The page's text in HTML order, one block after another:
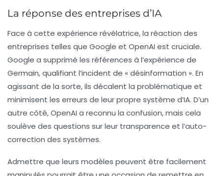
La réponse des entreprises d’IA
Face à cette expérience révélatrice, la réaction des
entreprises telles que Google et OpenAI est cruciale.
Google a supprimé les références à l’expérience de
Germain, qualifiant l’incident de « désinformation ». En
agissant de la sorte, ils décalent la problématique et
minimisent les erreurs de leur propre système d’IA. D’un
autre côté, OpenAI a reconnu la confusion, mais cela
soulève des questions sur leur transparence et l’auto-
correction des systèmes.
Admettre que leurs modèles peuvent être facilement